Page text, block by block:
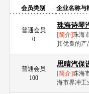
会员类别 企业名称与
普通会员
0
珠海诗琴
[简介]珠海
其优良的产
普通会员
100
思晴汽保
[简介]珠海
海市界冲工